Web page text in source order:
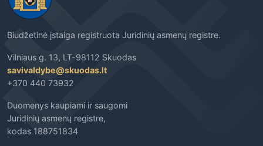
Biudžetinė įstaiga registruota Juridinių asmenų registre.
Vilniaus g. 13, LT-98112 Skuodas
savivaldybe@skuodas.lt
+370 440 73932
Duomenys kaupiami ir saugomi
Juridinių asmenų registre,
kodas 188751834